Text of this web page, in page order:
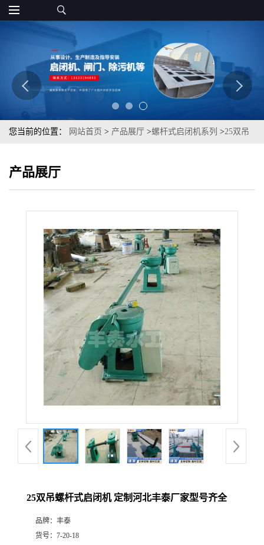
您当前的位置： 网站首页 > 产品展厅 >螺杆式启闭机系列 >25双吊
产品展厅
25双吊螺杆式启闭机 定制河北丰泰厂家型号齐全
品牌： 丰泰
货号： 7-20-18